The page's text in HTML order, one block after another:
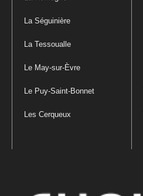
La Séguinière
La Tessoualle
Le May-sur-Èvre
Le Puy-Saint-Bonnet
Les Cerqueux